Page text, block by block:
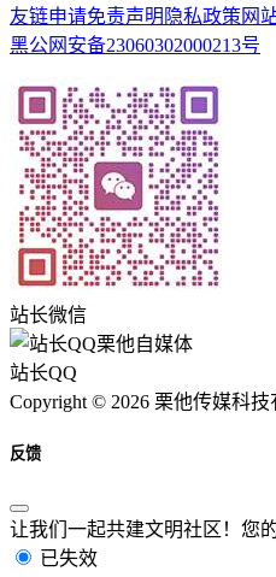
友链申请免责声明 隐私政策 网
黑公网安备23060302000213号
站长微信
站长QQ
Copyright © 2026 栗他传媒科技
反馈
让我们一起共建文明社区！您
已失效